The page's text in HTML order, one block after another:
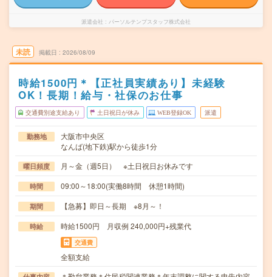
派遣会社 パーソルテンプスタッフ株式会社
未読 掲載日 2026/08/09
時給1500円＊【正社員実績あり】未経験
OK！長期！給与・社保のお仕事
交通費別途支給あり 土日祝日が休み WEB登録OK 派遣
勤務地
大阪市中央区
なんば(地下鉄)駅から徒歩1分
曜日頻度 月～金（週5日） ※土日祝日お休みです
時間 09:00～18:00(実働8時間 休憩1時間)
期間 【急募】即日～長期 ※8月～！
時給 時給1500円 月収例 240,000円+残業代
交通費
全額支給